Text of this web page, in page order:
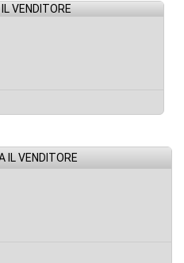
VENDITORE
IL VENDITORE